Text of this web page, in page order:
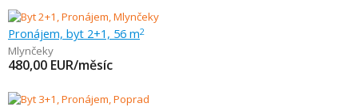
Pronájem, byt 2+1, 56 m2
Mlynčeky
480,00 EUR/měsíc